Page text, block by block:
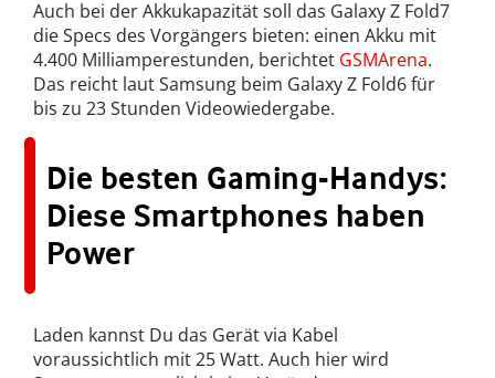
Auch bei der Akkukapazität soll das Galaxy Z Fold7
die Specs des Vorgängers bieten: einen Akku mit
4.400 Milliamperestunden, berichtet GSMArena.
Das reicht laut Samsung beim Galaxy Z Fold6 für
bis zu 23 Stunden Videowiedergabe.
Die besten Gaming-Handys:
Diese Smartphones haben
Power
Laden kannst Du das Gerät via Kabel
voraussichtlich mit 25 Watt. Auch hier wird